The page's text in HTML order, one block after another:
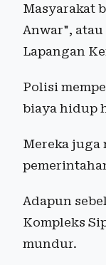
Masyarakat
Anwar",
Lapangan
Polisi
biaya hidup
Mereka
Adapun
Kompleks
mundur.